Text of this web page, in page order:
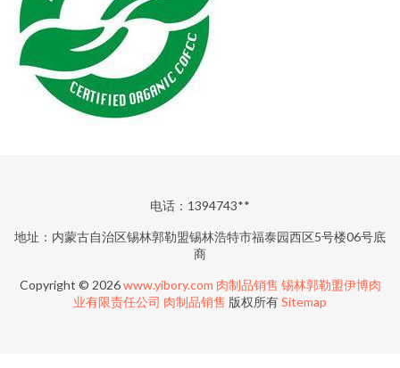
电话：1394743**
地址：内蒙古自治区锡林郭勒盟锡林浩特市福泰园西区5号楼06号底
商
Copyright © 2026www.yibory.com 肉制品销售 锡林郭勒盟伊博肉
业有限责任公司 肉制品销售 版权所有Sitemap